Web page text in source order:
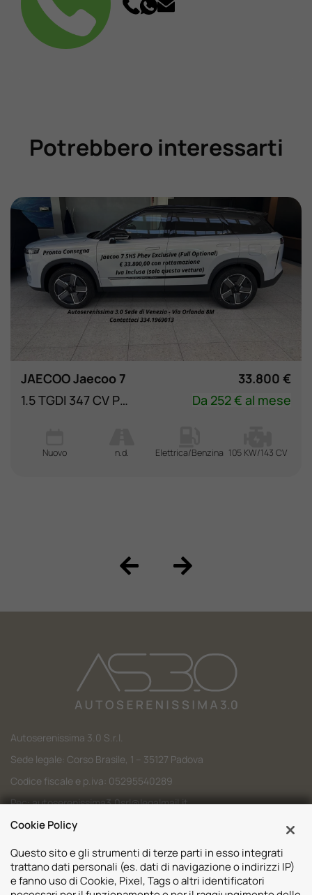
Potrebbero interessarti
JAECOO Jaecoo 7
33.800 €
1.5 TGDI 347 CV PHEV Exclusive
Da 252 € al mese
Nuovo n.d. Elettrica/Benzina 105 KW/143 CV
Autoserenissima 3.0 S.r.l.
Sede legale: Corso Brasile, 1 – 35127 Padova
Codice fiscale e p.iva: 05295540289
Pec:autoserenissima3.0srl@legalmail.it
Codice SDI: M5UXCR1
Cookie Policy
Questo sito e gli strumenti di terze parti in esso integrati
trattano dati personali (es. dati di navigazione o indirizzi IP)
e fanno uso di Cookie, Pixel, Tags o altri identificatori